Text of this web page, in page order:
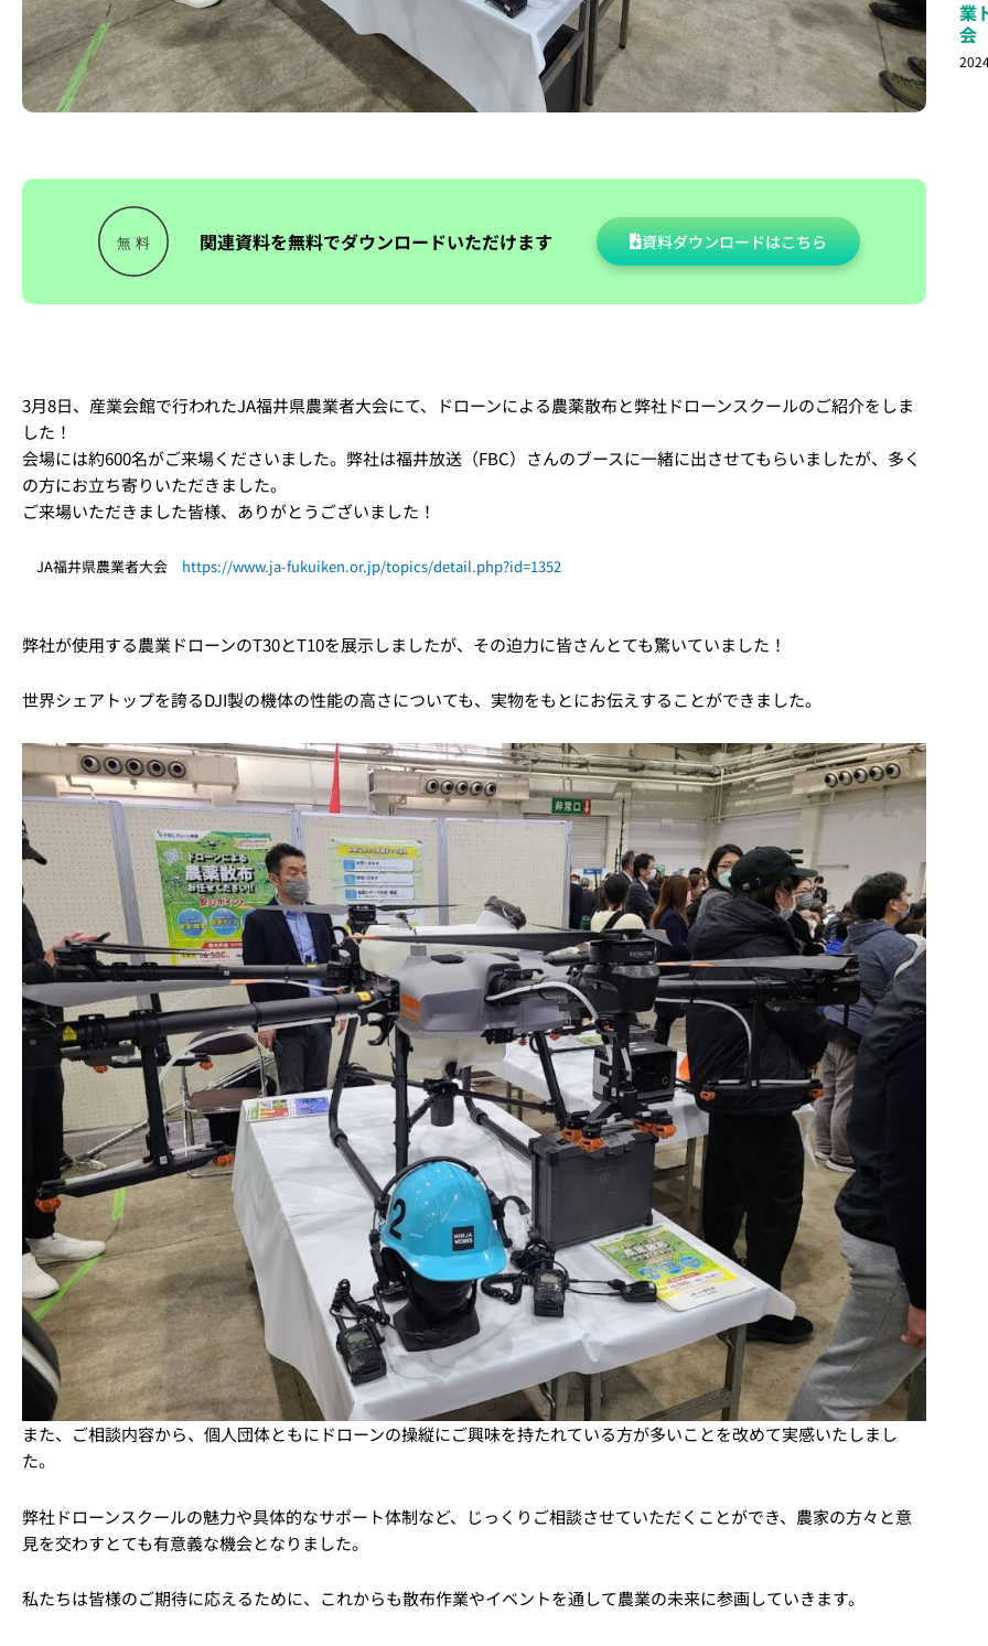
関連資料を無料でダウンロードいただけます 資料ダウンロードはこちら
3月8日、産業会館で行われたJA福井県農業者大会にて、ドローンによる農薬散布と弊社ドローンスクールのご紹介をしま
した！
会場には約600名がご来場くださいました。弊社は福井放送（FBC）さんのブースに一緒に出させてもらいましたが、多く
の方にお立ち寄りいただきました。
ご来場いただきました皆様、ありがとうございました！
JA福井県農業者大会 https://www.ja-fukuiken.or.jp/topics/detail.php?id=1352
弊社が使用する農業ドローンのT30とT10を展示しましたが、その迫力に皆さんとても驚いていました！
世界シェアトップを誇るDJI製の機体の性能の高さについても、実物をもとにお伝えすることができました。
また、ご相談内容から、個人団体ともにドローンの操縦にご興味を持たれている方が多いことを改めて実感いたしまし
た。
弊社ドローンスクールの魅力や具体的なサポート体制など、じっくりご相談させていただくことができ、農家の方々と意
見を交わすとても有意義な機会となりました。
私たちは皆様のご期待に応えるために、これからも散布作業やイベントを通して農業の未来に参画していきます。
業
会